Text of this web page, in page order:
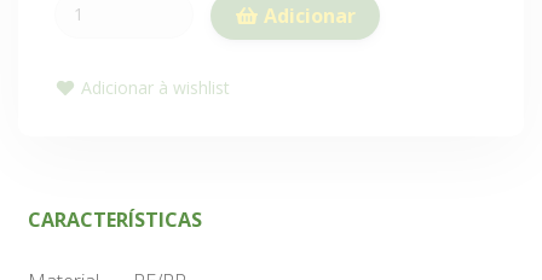
Adicionar
Adicionar à wishlist
CARACTERÍSTICAS